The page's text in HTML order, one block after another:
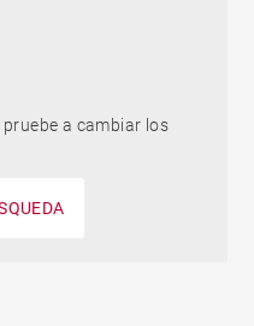
pruebe a cambiar los